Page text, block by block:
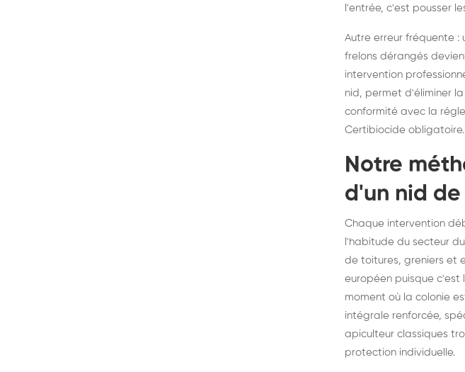
l'entrée, c'est pousser
Autre erreur fréquente :
frelons dérangés
intervention
nid, permet d'éliminer
conformité avec la
Certibiocide obligatoire.
Notre
d'un nid
Chaque intervention
l'habitude du secteur
de toitures, greniers et
européen puisque
moment où la colonie
intégrale renforcée,
apiculteur classiques
protection individuelle.